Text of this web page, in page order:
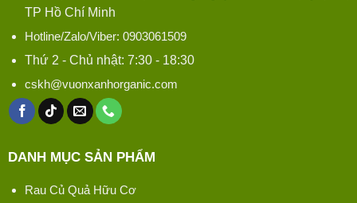
TP Hồ Chí Minh
Hotline/Zalo/Viber: 0903061509
Thứ 2 - Chủ nhật: 7:30 - 18:30
cskh@vuonxanhorganic.com
DANH MỤC SẢN PHẨM
Rau Củ Quả Hữu Cơ